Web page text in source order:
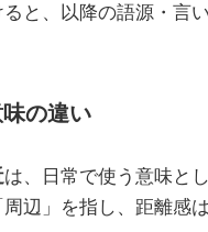
と、以降の語源・言
の違い
は、日常で使う意味と
辺」を指し、距離感